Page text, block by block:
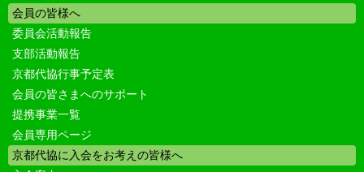
会員の皆様へ
委員会活動報告
支部活動報告
京都代協行事予定表
会員の皆さまへのサポート
提携事業一覧
会員専用ページ
京都代協に入会をお考えの皆様へ